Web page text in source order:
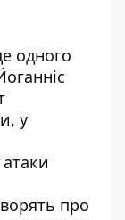
одного
у
про